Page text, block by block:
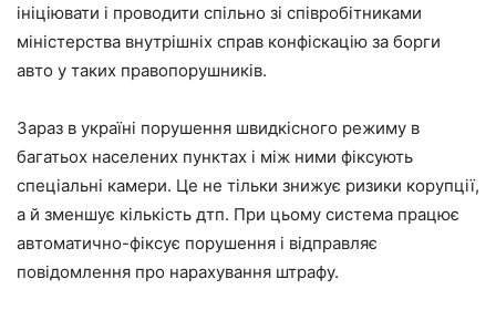
ініціювати і проводити спільно зі співробітниками
міністерства внутрішніх справ конфіскацію за борги
авто у таких правопорушників.
Зараз в україні порушення швидкісного режиму в
багатьох населених пунктах і між ними фіксують
спеціальні камери. Це не тільки знижує ризики корупції,
а й зменшує кількість дтп. При цьому система працює
автоматично-фіксує порушення і відправляє
повідомлення про нарахування штрафу.